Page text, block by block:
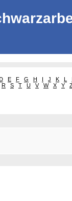
E F G H I J K L
R S T U V W X Y